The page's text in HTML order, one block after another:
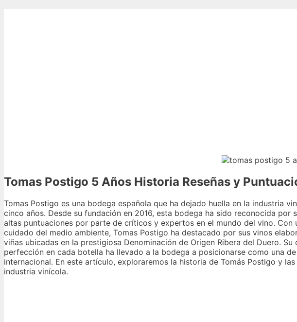
Tomas Postigo 5 Años Historia Reseñas y
Tomas Postigo es una bodega española que ha dejado huella en la industria
cinco años. Desde su fundación en 2016, esta bodega ha sido reconocida
altas puntuaciones por parte de críticos y expertos en el mundo del vino.
cuidado del medio ambiente, Tomas Postigo ha destacado por sus vinos
viñas ubicadas en la prestigiosa Denominación de Origen Ribera del Duero.
perfección en cada botella ha llevado a la bodega a posicionarse como una
internacional. En este artículo, exploraremos la historia de Tomás Postigo y
industria vinícola.